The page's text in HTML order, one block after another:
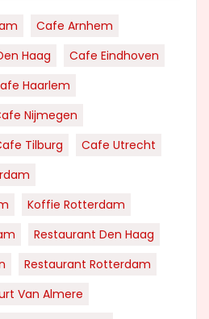
Cafe Arnhem
Haag
Cafe Eindhoven
Haarlem
Nijmegen
Tilburg
Cafe Utrecht
Koffie Rotterdam
Restaurant Den Haag
Restaurant Rotterdam
Van Almere